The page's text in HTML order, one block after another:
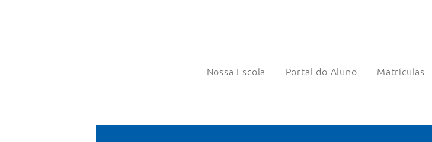
Nossa Escola Portal do Aluno Matrículas